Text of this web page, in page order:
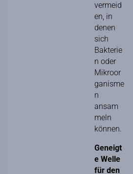
vermeid
en, in
denen
sich
Bakterie
n oder
Mikroor
ganisme
n
ansam
meln
können.
Geneigt
e Welle
für den